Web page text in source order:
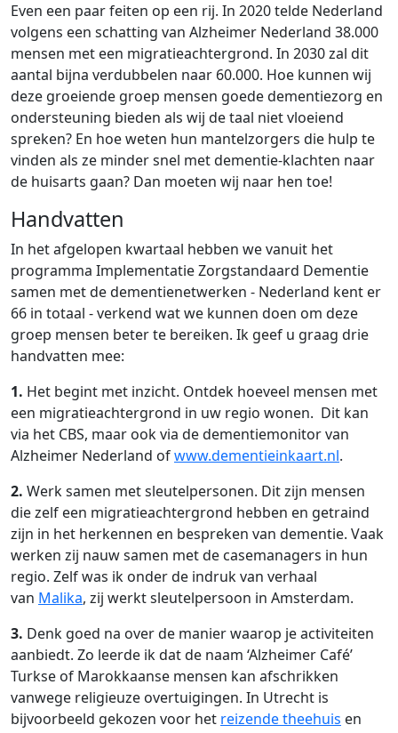
Even een paar feiten op een rij. In 2020 telde Nederland
volgens een schatting van Alzheimer Nederland 38.000
mensen met een migratieachtergrond. In 2030 zal dit
aantal bijna verdubbelen naar 60.000. Hoe kunnen wij
deze groeiende groep mensen goede dementiezorg en
ondersteuning bieden als wij de taal niet vloeiend
spreken? En hoe weten hun mantelzorgers die hulp te
vinden als ze minder snel met dementie-klachten naar
de huisarts gaan? Dan moeten wij naar hen toe!
Handvatten
In het afgelopen kwartaal hebben we vanuit het
programma Implementatie Zorgstandaard Dementie
samen met de dementienetwerken - Nederland kent er
66 in totaal - verkend wat we kunnen doen om deze
groep mensen beter te bereiken. Ik geef u graag drie
handvatten mee:
1. Het begint met inzicht. Ontdek hoeveel mensen met
een migratieachtergrond in uw regio wonen. Dit kan
via het CBS, maar ook via de dementiemonitor van
Alzheimer Nederland ofwww.dementieinkaart.nl.
2. Werk samen met sleutelpersonen. Dit zijn mensen
die zelf een migratieachtergrond hebben en getraind
zijn in het herkennen en bespreken van dementie. Vaak
werken zij nauw samen met de casemanagers in hun
regio. Zelf was ik onder de indruk van verhaal
van Malika, zij werkt sleutelpersoon in Amsterdam.
3. Denk goed na over de manier waarop je activiteiten
aanbiedt. Zo leerde ik dat de naam ‘Alzheimer Café’
Turkse of Marokkaanse mensen kan afschrikken
vanwege religieuze overtuigingen. In Utrecht is
bijvoorbeeld gekozen voor het reizende theehuis en